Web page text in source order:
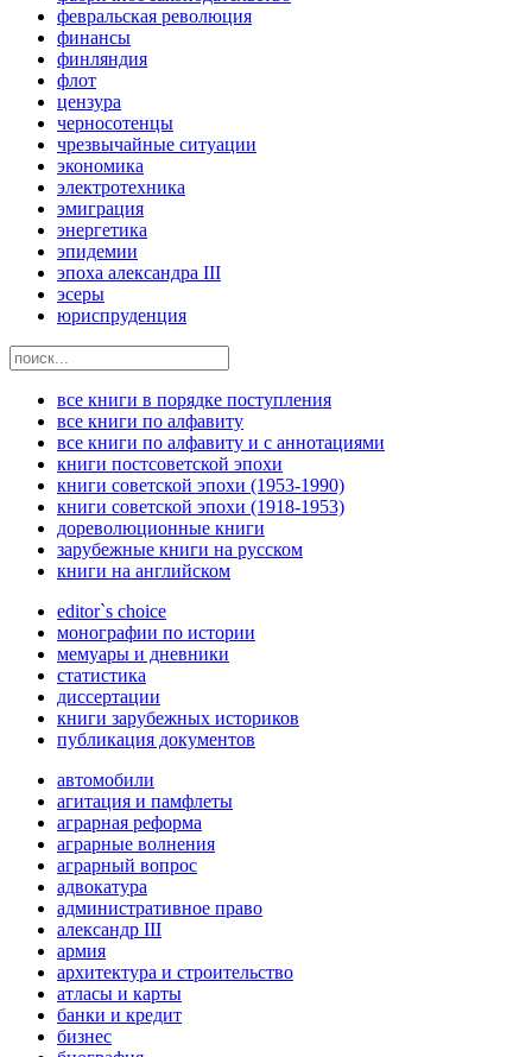
февральская революция
финансы
финляндия
флот
цензура
черносотенцы
чрезвычайные ситуации
экономика
электротехника
эмиграция
энергетика
эпидемии
эпоха александра III
эсеры
юриспруденция
все книги в порядке поступления
все книги по алфавиту
все книги по алфавиту и с аннотациями
книги постсоветской эпохи
книги советской эпохи (1953-1990)
книги советской эпохи (1918-1953)
дореволюционные книги
зарубежные книги на русском
книги на английском
editor`s choice
монографии по истории
мемуары и дневники
статистика
диссертации
книги зарубежных историков
публикация документов
автомобили
агитация и памфлеты
аграрная реформа
аграрные волнения
аграрный вопрос
адвокатура
административное право
александр III
армия
архитектура и строительство
атласы и карты
банки и кредит
бизнес